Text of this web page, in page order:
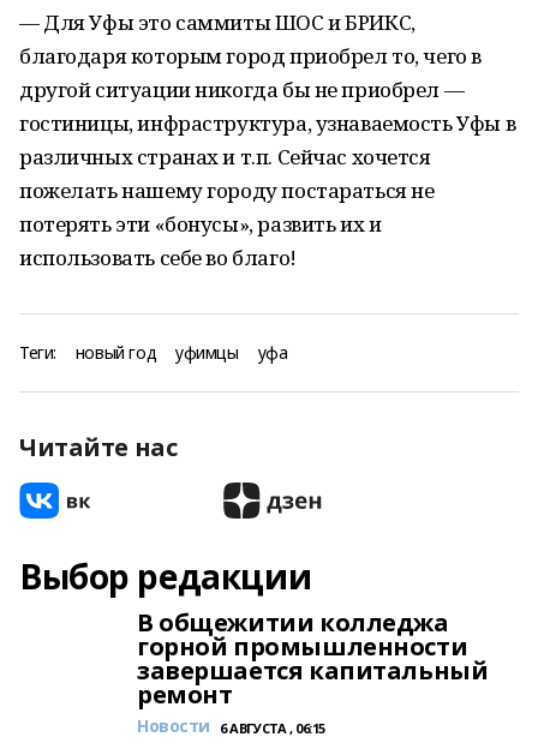
— Для Уфы это саммиты ШОС и БРИКС,
благодаря которым город приобрел то, чего в
другой ситуации никогда бы не приобрел —
гостиницы, инфраструктура, узнаваемость Уфы в
различных странах и т.п. Сейчас хочется
пожелать нашему городу постараться не
потерять эти «бонусы», развить их и
использовать себе во благо!
Теги: новый год уфимцы уфа
Читайте нас
Выбор редакции
В общежитии колледжа
горной промышленности
завершается капитальный
ремонт
Новости 6 АВГУСТА , 06:15